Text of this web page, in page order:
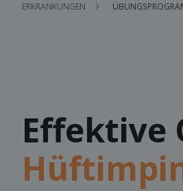
ERKRANKUNGEN
Effektive